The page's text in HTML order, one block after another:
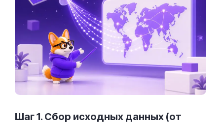
Шаг 1. Сбор исходных данных (от